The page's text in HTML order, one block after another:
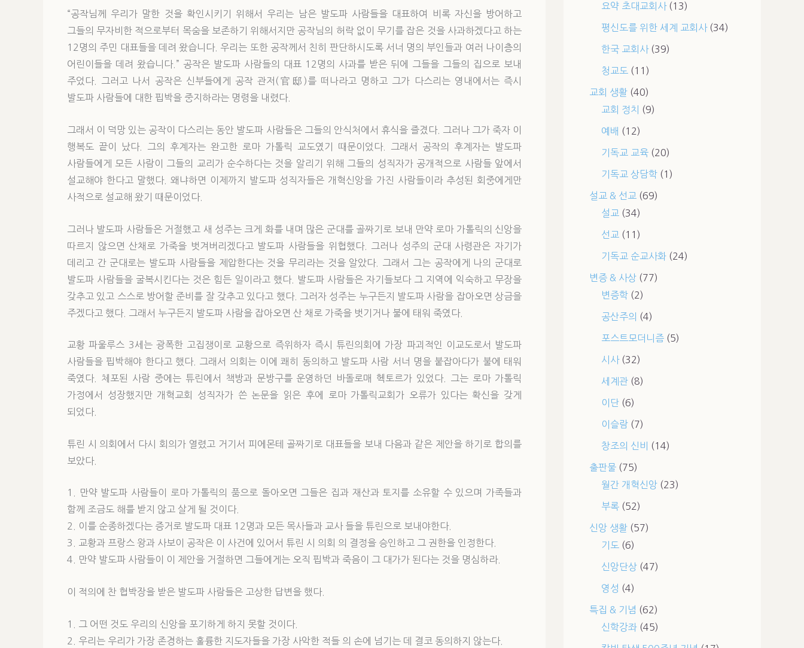
“공작님께 우리가 말한 것을 확인시키기 위해서 우리는 남은 발도파 사람들을 대표하여 비록 자신을 방어하고
그들의 무자비한 적으로부터 목숨을 보존하기 위해서지만 공작님의 허락 없이 무기를 잡은 것을 사과하겠다고 하는
12명의 주민 대표들을 데려 왔습니다. 우리는 또한 공작께서 친히 판단하시도록 서너 명의 부인들과 여러 나이층의
어린이들을 데려 왔습니다.” 공작은 발도파 사람들의 대표 12명의 사과를 받은 뒤에 그들을 그들의 집으로 보내
주었다. 그러고 나서 공작은 신부들에게 공작 관저(官邸)를 떠나라고 명하고 그가 다스리는 영내에서는 즉시
발도파 사람들에 대한 핍박을 중지하라는 명령을 내렸다.
그래서 이 덕망 있는 공작이 다스리는 동안 발도파 사람들은 그들의 안식처에서 휴식을 즐겼다. 그러나 그가 죽자 이
행복도 끝이 났다. 그의 후계자는 완고한 로마 가톨릭 교도였기 때문이었다. 그래서 공작의 후계자는 발도파
사람들에게 모든 사람이 그들의 교리가 순수하다는 것을 알리기 위해 그들의 성직자가 공개적으로 사람들 앞에서
설교해야 한다고 말했다. 왜냐하면 이제까지 발도파 성직자들은 개혁신앙을 가진 사람들이라 추성된 회중에게만
사적으로 설교해 왔기 때문이었다.
그러나 발도파 사람들은 거절했고 새 성주는 크게 화를 내며 많은 군대를 골짜기로 보내 만약 로마 가톨릭의 신앙을
따르지 않으면 산채로 가죽을 벗겨버리겠다고 발도파 사람들을 위협했다. 그러나 성주의 군대 사령관은 자기가
데리고 간 군대로는 발도파 사람들을 제압한다는 것을 무리라는 것을 알았다. 그래서 그는 공작에게 나의 군대로
발도파 사람들을 굴복시킨다는 것은 힘든 일이라고 했다. 발도파 사람들은 자기들보다 그 지역에 익숙하고 무장을
갖추고 있고 스스로 방어할 준비를 잘 갖추고 있다고 했다. 그러자 성주는 누구든지 발도파 사람을 잡아오면 상금을
주겠다고 했다. 그래서 누구든지 발도파 사람을 잡아오면 산 채로 가죽을 벗기거나 불에 태워 죽였다.
교황 파울루스 3세는 광폭한 고집쟁이로 교황으로 즉위하자 즉시 튜린의회에 가장 파괴적인 이교도로서 발도파
사람들을 핍박해야 한다고 했다. 그래서 의회는 이에 쾌히 동의하고 발도파 사람 서너 명을 붙잡아다가 불에 태워
죽였다. 체포된 사람 중에는 튜린에서 책방과 문방구를 운영하던 바돌로매 헥토르가 있었다. 그는 로마 가톨릭
가정에서 성장했지만 개혁교회 성직자가 쓴 논문을 읽은 후에 로마 가톨릭교회가 오류가 있다는 확신을 갖게
되었다.
튜린 시 의회에서 다시 회의가 열렸고 거기서 피에몬테 골짜기로 대표들을 보내 다음과 같은 제안을 하기로 합의를
보았다.
1. 만약 발도파 사람들이 로마 가톨릭의 품으로 돌아오면 그들은 집과 재산과 토지를 소유할 수 있으며 가족들과
함께 조금도 해를 받지 않고 살게 될 것이다.
2. 이를 순종하겠다는 증거로 발도파 대표 12명과 모든 목사들과 교사 들을 튜린으로 보내야한다.
3. 교황과 프랑스 왕과 사보이 공작은 이 사건에 있어서 튜린 시 의회 의 결정을 승인하고 그 권한을 인정한다.
4. 만약 발도파 사람들이 이 제안을 거절하면 그들에게는 오직 핍박과 죽음이 그 대가가 된다는 것을 명심하라.
이 적의에 찬 협박장을 받은 발도파 사람들은 고상한 답변을 했다.
1. 그 어떤 것도 우리의 신앙을 포기하게 하지 못할 것이다.
2. 우리는 우리가 가장 존경하는 훌륭한 지도자들을 가장 사악한 적들 의 손에 넘기는 데 결코 동의하지 않는다.
요약 초대교회사(13)
평신도를 위한 세계 교회사(34)
한국 교회사(39)
청교도 (11)
교회 생활(40)
교회 정치
(9)
예배 (12)
기독교 교육(20)
기독교 상담학(1)
설교 & 선교 (69)
설교 (34)
선교 (11)
기독교 순교사화(24)
변증 & 사상(77)
변증학(2)
공산주의 (4)
포스트모더니즘(5)
시사(32)
세계관(8)
이단(6)
이슬람(7)
창조의 신비 (14)
출판물(75)
월간 개혁신앙(23)
부록(52)
신앙 생활(57)
기도 (6)
신앙단상(47)
영성 (4)
특집 & 기념 (62)
신학강좌(45)